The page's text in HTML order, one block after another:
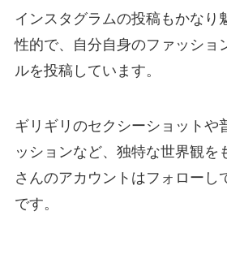
インスタグラムの投稿もかなり
性的で、自分自身のファッショ
ルを投稿しています。
ギリギリのセクシーショットや
ッションなど、独特な世界観を
さんのアカウントはフォローし
です。